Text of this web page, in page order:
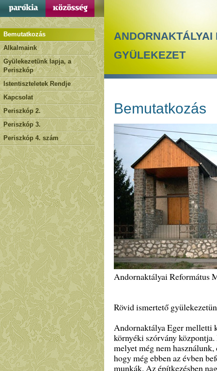
Bemutatkozás
Alkalmaink
Gyülekezetünk lapja, a
Periszkóp
Istentiszteletek Rendje
Kapcsolat
Periszkóp 2.
Periszkóp 3.
Periszkóp 4. szám
ANDORNAKTÁLYAI
GYÜLEKEZET
Bemutatkozás
Andornaktályai Református
Rövid ismertető
Andornaktálya Eger melletti
környéki szórvány
melyet még nem
hogy még ebben az évben
munkák. Az építkezésben